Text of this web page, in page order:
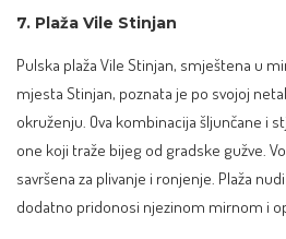
7. Plaža Vile Stinjan
Pulska plaža Vile Stinjan, smještena u
mjesta Stinjan, poznata je po svojoj
okruženju. Ova kombinacija šljunčane i
one koji traže bijeg od gradske gužve.
savršena za plivanje i ronjenje. Plaža
dodatno pridonosi njezinom mirnom i